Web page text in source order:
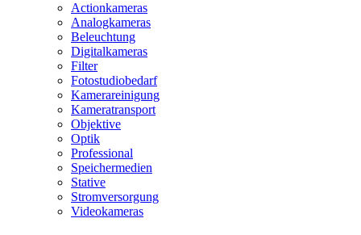
Actionkameras
Analogkameras
Beleuchtung
Digitalkameras
Filter
Fotostudiobedarf
Kamerareinigung
Kameratransport
Objektive
Optik
Professional
Speichermedien
Stative
Stromversorgung
Videokameras